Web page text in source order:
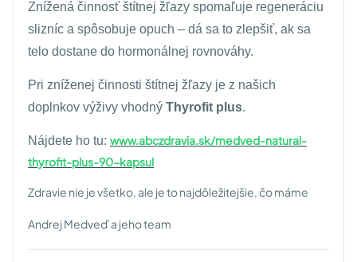
Znížená činnosť štítnej žľazy spomaľuje regeneráciu
slizníc a spôsobuje opuch – dá sa to zlepšiť, ak sa
telo dostane do hormonálnej rovnováhy.
Pri zníženej činnosti štítnej žľazy je z našich
doplnkov výživy vhodný Thyrofit plus.
Nájdete ho tu: www.abczdravia.sk/medved-natural-
thyrofit-plus-90-kapsul
Zdravie nie je všetko, ale je to najdôležitejšie, čo máme
Andrej Medveď a jeho team